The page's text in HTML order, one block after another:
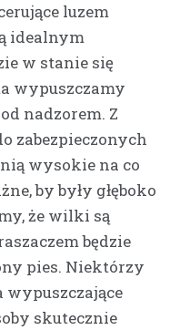
luzem
idealnym
w stanie się
wypuszczamy
nadzorem. Z
zabezpieczonych
wysokie na co
by były głęboko
że wilki są
będzie
pies. Niektórzy
wypuszczające
skutecznie